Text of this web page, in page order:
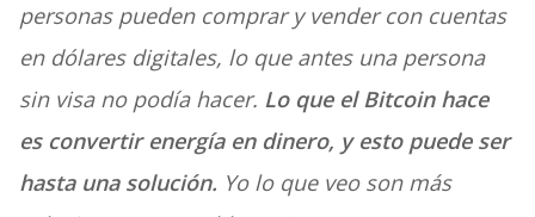
personas pueden comprar y vender con cuentas
en dólares digitales, lo que antes una persona
sin visa no podía hacer. Lo que el Bitcoin hace
es convertir energía en dinero, y esto puede ser
hasta una solución. Yo lo que veo son más